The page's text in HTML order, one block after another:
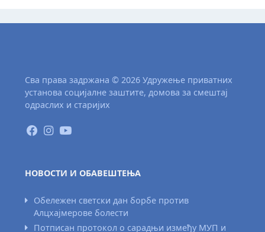
Сва права задржана © 2026 Удружење приватних
установа социјалне заштите, домова за смештај
одраслих и старијих
НОВОСТИ И ОБАВЕШТЕЊА
Обележен светски дан борбе против
Алцхајмерове болести
Потписан протокол о сарадњи између МУП и